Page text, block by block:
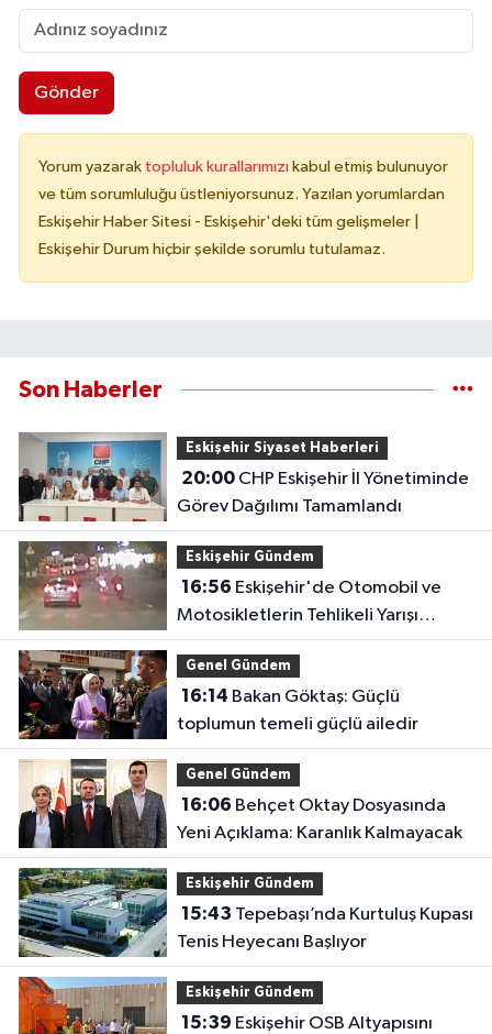
Gönder
Yorum yazarak topluluk kurallarımızı kabul etmiş bulunuyor
ve tüm sorumluluğu üstleniyorsunuz. Yazılan yorumlardan
Eskişehir Haber Sitesi - Eskişehir'deki tüm gelişmeler |
Eskişehir Durum hiçbir şekilde sorumlu tutulamaz.
Son Haberler
Eskişehir Siyaset Haberleri
20:00CHP Eskişehir İl Yönetiminde
Görev Dağılımı Tamamlandı
Eskişehir Gündem
16:56
Motosikletlerin Tehlikeli Yarışı
Kamerada
Genel Gündem
16:14
toplumun temeli güçlü ailedir
Genel Gündem
16:06
Yeni Açıklama: Karanlık Kalmayacak
Eskişehir Gündem
15:43
Tenis Heyecanı Başlıyor
Eskişehir Gündem
15:39